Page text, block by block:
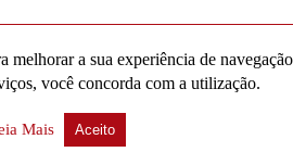
melhorar a sua experiência de
você concorda com a utilização.
Mais Aceito